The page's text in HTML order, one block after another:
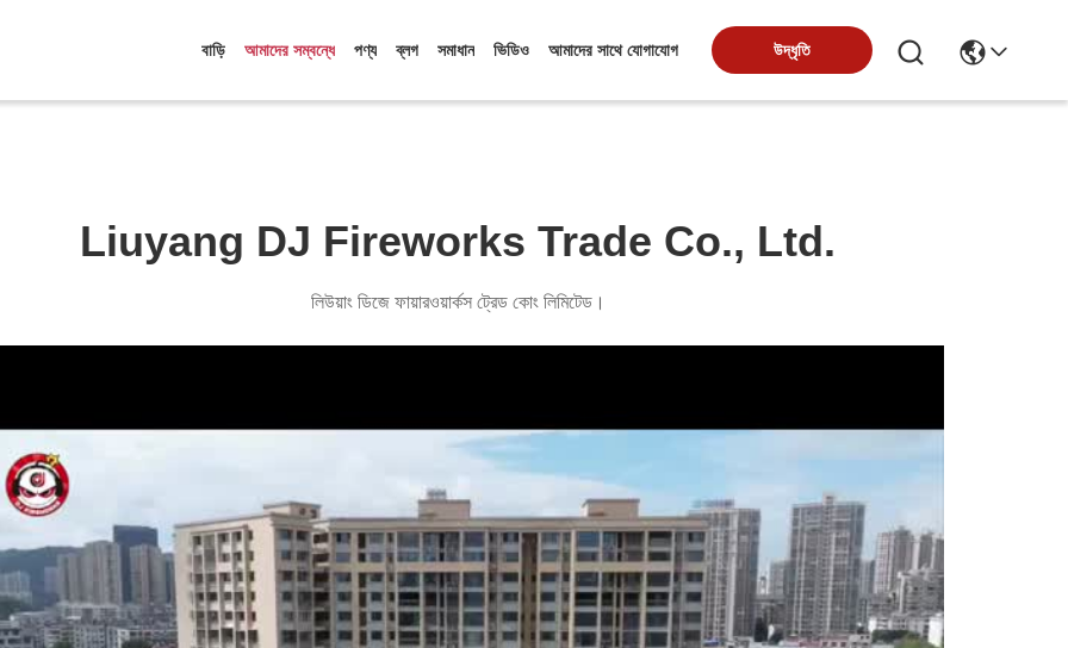
বাড়ি আমাদের সম্বন্ধে পণ্য ব্লগ সমাধান ভিডিও আমাদের সাথে যোগাযোগ উদ্ধৃতি
Liuyang DJ Fireworks Trade Co., Ltd.
লিউয়াং ডিজে ফায়ারওয়ার্কস ট্রেড কোং লিমিটেড।